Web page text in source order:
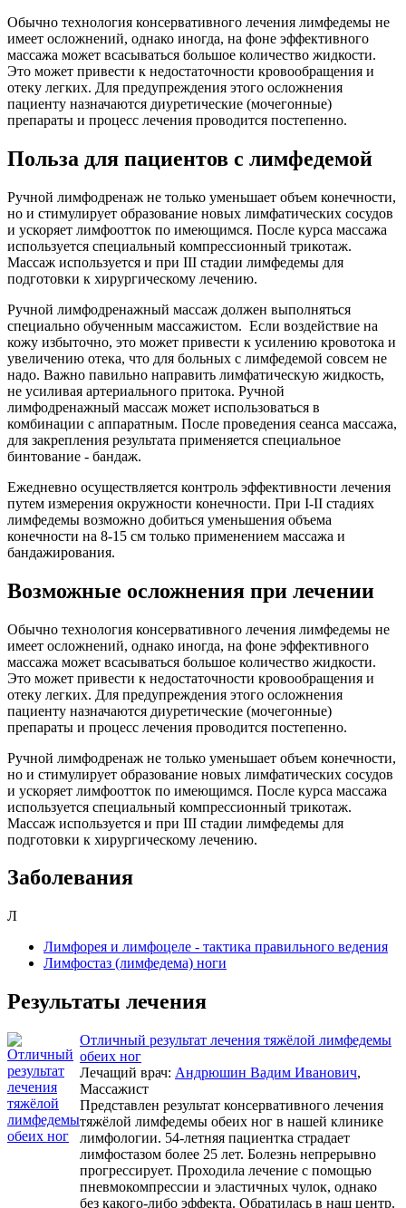
Обычно технология консервативного лечения лимфедемы не
имеет осложнений, однако иногда, на фоне эффективного
массажа может всасываться большое количество жидкости.
Это может привести к недостаточности кровообращения и
отеку легких. Для предупреждения этого осложнения
пациенту назначаются диуретические (мочегонные)
препараты и процесс лечения проводится постепенно.
Польза для пациентов с лимфедемой
Ручной лимфодренаж не только уменьшает объем конечности,
но и стимулирует образование новых лимфатических сосудов
и ускоряет лимфоотток по имеющимся. После курса массажа
используется специальный компрессионный трикотаж.
Массаж используется и при III стадии лимфедемы для
подготовки к хирургическому лечению.
Ручной лимфодренажный массаж должен выполняться
специально обученным массажистом. Если воздействие на
кожу избыточно, это может привести к усилению кровотока и
увеличению отека, что для больных с лимфедемой совсем не
надо. Важно павильно направить лимфатическую жидкость,
не усиливая артериального притока. Ручной
лимфодренажный массаж может использоваться в
комбинации с аппаратным. После проведения сеанса массажа,
для закрепления результата применяется специальное
бинтование - бандаж.
Ежедневно осуществляется контроль эффективности лечения
путем измерения окружности конечности. При I-II стадиях
лимфедемы возможно добиться уменьшения объема
конечности на 8-15 см только применением массажа и
бандажирования.
Возможные осложнения при лечении
Обычно технология консервативного лечения лимфедемы не
имеет осложнений, однако иногда, на фоне эффективного
массажа может всасываться большое количество жидкости.
Это может привести к недостаточности кровообращения и
отеку легких. Для предупреждения этого осложнения
пациенту назначаются диуретические (мочегонные)
препараты и процесс лечения проводится постепенно.
Ручной лимфодренаж не только уменьшает объем конечности,
но и стимулирует образование новых лимфатических сосудов
и ускоряет лимфоотток по имеющимся. После курса массажа
используется специальный компрессионный трикотаж.
Массаж используется и при III стадии лимфедемы для
подготовки к хирургическому лечению.
Заболевания
Л
Лимфорея и лимфоцеле - тактика правильного ведения
Лимфостаз (лимфедема) ноги
Результаты лечения
Отличный результат лечения тяжёлой лимфедемы
обеих ног
Лечащий врач: Андрюшин Вадим Иванович,
Массажист
Представлен результат консервативного лечения
тяжёлой лимфедемы обеих ног в нашей клинике
лимфологии. 54-летняя пациентка страдает
лимфостазом более 25 лет. Болезнь непрерывно
прогрессирует. Проходила лечение с помощью
пневмокомпрессии и эластичных чулок, однако
без какого-либо эффекта. Обратилась в наш центр.